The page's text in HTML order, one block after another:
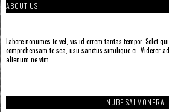
ABOUT US
Labore nonumes te vel, vis id errem tantas tempor. Solet
comprehensam te sea, usu sanctus similique ei. Viderer
alienum ne vim.
NUBE SALMONERA